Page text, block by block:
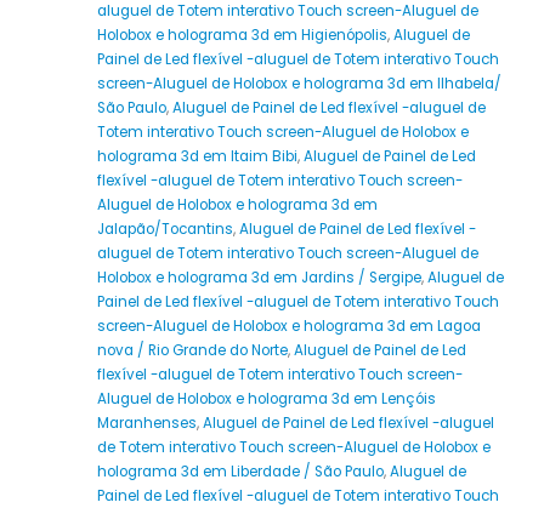
aluguel de Totem interativo Touch screen-Aluguel de
Holobox e holograma 3d em Higienópolis,Aluguel de
Painel de Led flexível -aluguel de Totem interativo Touch
screen-Aluguel de Holobox e holograma 3d em Ilhabela/
São Paulo,Aluguel de Painel de Led flexível -aluguel de
Totem interativo Touch screen-Aluguel de Holobox e
holograma 3d em Itaim Bibi,Aluguel de Painel de Led
flexível -aluguel de Totem interativo Touch screen-
Aluguel de Holobox e holograma 3d em
Jalapão/Tocantins,Aluguel de Painel de Led flexível -
aluguel de Totem interativo Touch screen-Aluguel de
Holobox e holograma 3d em Jardins / Sergipe,Aluguel de
Painel de Led flexível -aluguel de Totem interativo Touch
screen-Aluguel de Holobox e holograma 3d em Lagoa
nova / Rio Grande do Norte,Aluguel de Painel de Led
flexível -aluguel de Totem interativo Touch screen-
Aluguel de Holobox e holograma 3d em Lençóis
Maranhenses,Aluguel de Painel de Led flexível -aluguel
de Totem interativo Touch screen-Aluguel de Holobox e
holograma 3d em Liberdade / São Paulo,Aluguel de
Painel de Led flexível -aluguel de Totem interativo Touch